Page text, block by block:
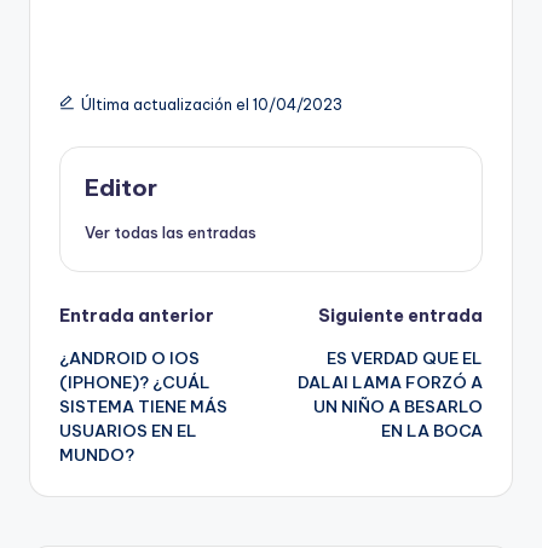
Última actualización el 10/04/2023
Editor
Ver todas las entradas
Navegación
de
entradas
Entrada anterior
¿ANDROID O IOS
(IPHONE)? ¿CUÁL
SISTEMA TIENE MÁS
USUARIOS EN EL
MUNDO?
Siguiente entrada
ES VERDAD QUE EL
DALAI LAMA FORZÓ A
UN NIÑO A BESARLO
EN LA BOCA